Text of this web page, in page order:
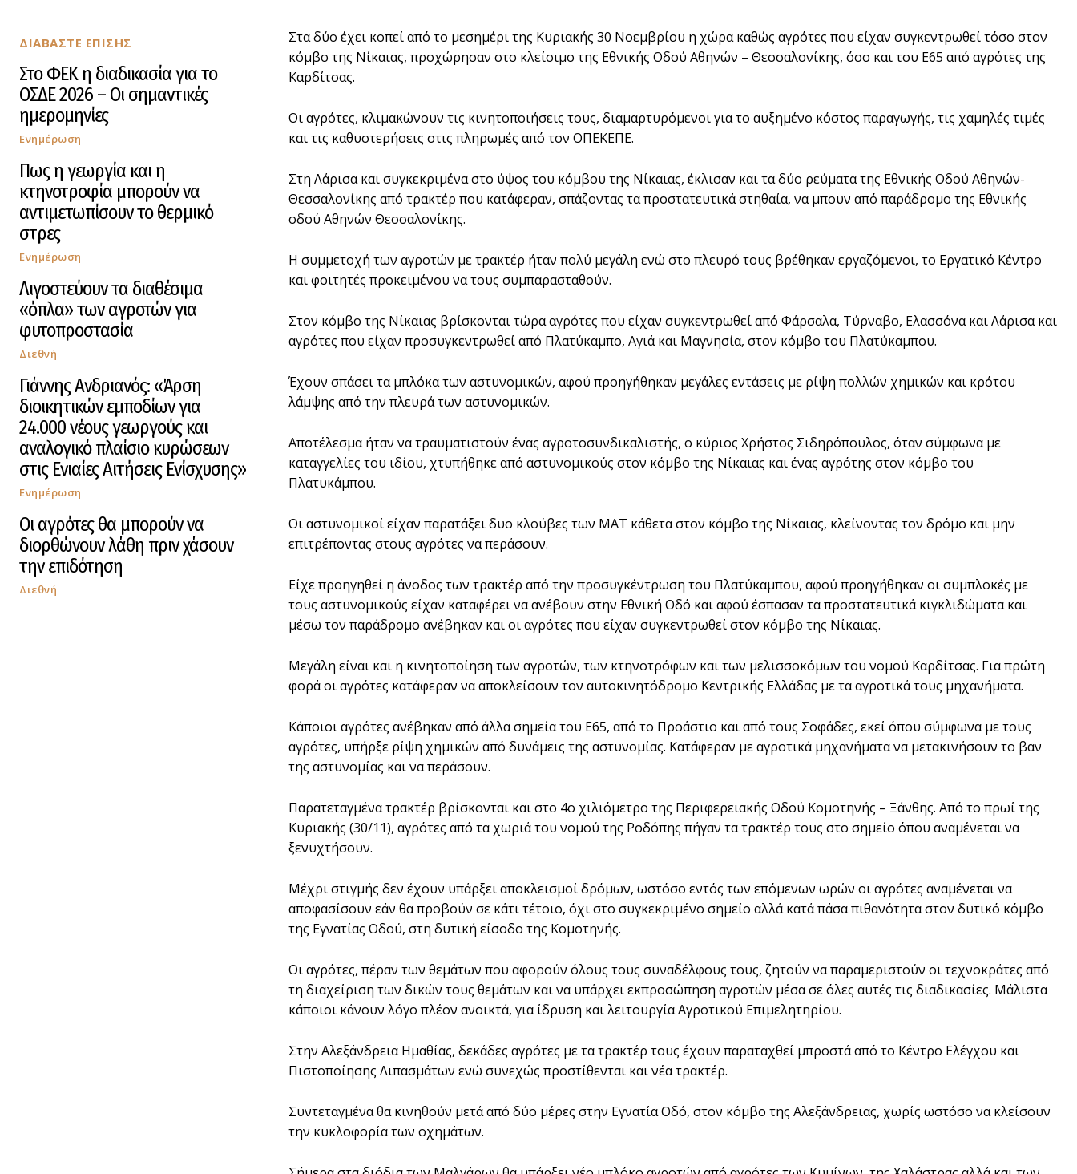
ΔΙΑΒΑΣΤΕ ΕΠΙΣΗΣ
Στο ΦΕΚ η διαδικασία για το
ΟΣΔΕ 2026 – Οι σημαντικές
ημερομηνίες
Ενημέρωση
Πως η γεωργία και η
κτηνοτροφία μπορούν να
αντιμετωπίσουν το θερμικό
στρες
Ενημέρωση
Λιγοστεύουν τα διαθέσιμα
«όπλα» των αγροτών για
φυτοπροστασία
Διεθνή
Γιάννης Ανδριανός: «Άρση
διοικητικών εμποδίων για
24.000 νέους γεωργούς και
αναλογικό πλαίσιο κυρώσεων
στις Ενιαίες Αιτήσεις Ενίσχυσης»
Ενημέρωση
Οι αγρότες θα μπορούν να
διορθώνουν λάθη πριν χάσουν
την επιδότηση
Διεθνή
Στα δύο έχει κοπεί από το μεσημέρι της Κυριακής 30 Νοεμβρίου η χώρα καθώς αγρότες που είχαν συγκεντρωθεί τόσο στον
κόμβο της Νίκαιας, προχώρησαν στο κλείσιμο της Εθνικής Οδού Αθηνών – Θεσσαλονίκης, όσο και του Ε65 από αγρότες της
Καρδίτσας.
Οι αγρότες, κλιμακώνουν τις κινητοποιήσεις τους, διαμαρτυρόμενοι για το αυξημένο κόστος παραγωγής, τις χαμηλές τιμές
και τις καθυστερήσεις στις πληρωμές από τον ΟΠΕΚΕΠΕ.
Στη Λάρισα και συγκεκριμένα στο ύψος του κόμβου της Νίκαιας, έκλισαν και τα δύο ρεύματα της Εθνικής Οδού Αθηνών-
Θεσσαλονίκης από τρακτέρ που κατάφεραν, σπάζοντας τα προστατευτικά στηθαία, να μπουν από παράδρομο της Εθνικής
οδού Αθηνών Θεσσαλονίκης.
Η συμμετοχή των αγροτών με τρακτέρ ήταν πολύ μεγάλη ενώ στο πλευρό τους βρέθηκαν εργαζόμενοι, το Εργατικό Κέντρο
και φοιτητές προκειμένου να τους συμπαρασταθούν.
Στον κόμβο της Νίκαιας βρίσκονται τώρα αγρότες που είχαν συγκεντρωθεί από Φάρσαλα, Τύρναβο, Ελασσόνα και Λάρισα και
αγρότες που είχαν προσυγκεντρωθεί από Πλατύκαμπο, Αγιά και Μαγνησία, στον κόμβο του Πλατύκαμπου.
Έχουν σπάσει τα μπλόκα των αστυνομικών, αφού προηγήθηκαν μεγάλες εντάσεις με ρίψη πολλών χημικών και κρότου
λάμψης από την πλευρά των αστυνομικών.
Αποτέλεσμα ήταν να τραυματιστούν ένας αγροτοσυνδικαλιστής, ο κύριος Χρήστος Σιδηρόπουλος, όταν σύμφωνα με
καταγγελίες του ιδίου, χτυπήθηκε από αστυνομικούς στον κόμβο της Νίκαιας και ένας αγρότης στον κόμβο του
Πλατυκάμπου.
Οι αστυνομικοί είχαν παρατάξει δυο κλούβες των ΜΑΤ κάθετα στον κόμβο της Νίκαιας, κλείνοντας τον δρόμο και μην
επιτρέποντας στους αγρότες να περάσουν.
Είχε προηγηθεί η άνοδος των τρακτέρ από την προσυγκέντρωση του Πλατύκαμπου, αφού προηγήθηκαν οι συμπλοκές με
τους αστυνομικούς είχαν καταφέρει να ανέβουν στην Εθνική Οδό και αφού έσπασαν τα προστατευτικά κιγκλιδώματα και
μέσω τον παράδρομο ανέβηκαν και οι αγρότες που είχαν συγκεντρωθεί στον κόμβο της Νίκαιας.
Μεγάλη είναι και η κινητοποίηση των αγροτών, των κτηνοτρόφων και των μελισσοκόμων του νομού Καρδίτσας. Για πρώτη
φορά οι αγρότες κατάφεραν να αποκλείσουν τον αυτοκινητόδρομο Κεντρικής Ελλάδας με τα αγροτικά τους μηχανήματα.
Κάποιοι αγρότες ανέβηκαν από άλλα σημεία του Ε65, από το Προάστιο και από τους Σοφάδες, εκεί όπου σύμφωνα με τους
αγρότες, υπήρξε ρίψη χημικών από δυνάμεις της αστυνομίας. Κατάφεραν με αγροτικά μηχανήματα να μετακινήσουν το βαν
της αστυνομίας και να περάσουν.
Παρατεταγμένα τρακτέρ βρίσκονται και στο 4ο χιλιόμετρο της Περιφερειακής Οδού Κομοτηνής – Ξάνθης. Από το πρωί της
Κυριακής (30/11), αγρότες από τα χωριά του νομού της Ροδόπης πήγαν τα τρακτέρ τους στο σημείο όπου αναμένεται να
ξενυχτήσουν.
Μέχρι στιγμής δεν έχουν υπάρξει αποκλεισμοί δρόμων, ωστόσο εντός των επόμενων ωρών οι αγρότες αναμένεται να
αποφασίσουν εάν θα προβούν σε κάτι τέτοιο, όχι στο συγκεκριμένο σημείο αλλά κατά πάσα πιθανότητα στον δυτικό κόμβο
της Εγνατίας Οδού, στη δυτική είσοδο της Κομοτηνής.
Οι αγρότες, πέραν των θεμάτων που αφορούν όλους τους συναδέλφους τους, ζητούν να παραμεριστούν οι τεχνοκράτες από
τη διαχείριση των δικών τους θεμάτων και να υπάρχει εκπροσώπηση αγροτών μέσα σε όλες αυτές τις διαδικασίες. Μάλιστα
κάποιοι κάνουν λόγο πλέον ανοικτά, για ίδρυση και λειτουργία Αγροτικού Επιμελητηρίου.
Στην Αλεξάνδρεια Ημαθίας, δεκάδες αγρότες με τα τρακτέρ τους έχουν παραταχθεί μπροστά από το Κέντρο Ελέγχου και
Πιστοποίησης Λιπασμάτων ενώ συνεχώς προστίθενται και νέα τρακτέρ.
Συντεταγμένα θα κινηθούν μετά από δύο μέρες στην Εγνατία Οδό, στον κόμβο της Αλεξάνδρειας, χωρίς ωστόσο να κλείσουν
την κυκλοφορία των οχημάτων.